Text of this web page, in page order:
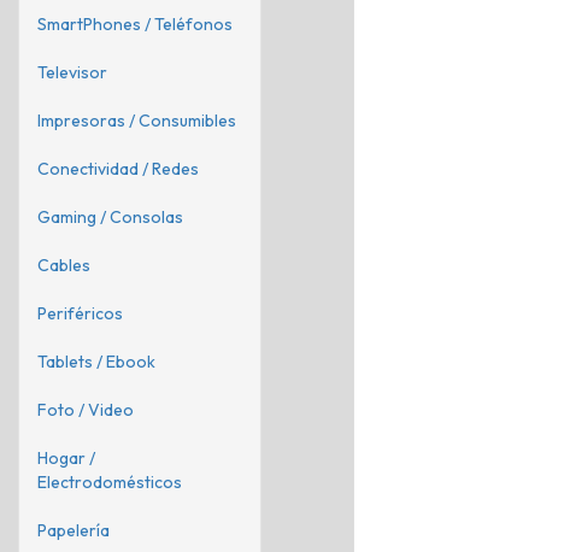
SmartPhones / Teléfonos
Televisor
Impresoras / Consumibles
Conectividad / Redes
Gaming / Consolas
Cables
Periféricos
Tablets / Ebook
Foto / Video
Hogar /
Electrodomésticos
Papelería